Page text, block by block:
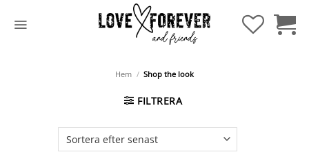
Hem / Shop the look
FILTRERA